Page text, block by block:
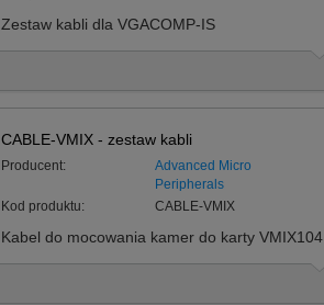
Zestaw kabli dla VGACOMP-IS
CABLE-VMIX - zestaw kabli
Producent:
Advanced Micro
Peripherals
Kod produktu:
CABLE-VMIX
Kabel do mocowania kamer do karty VMIX104